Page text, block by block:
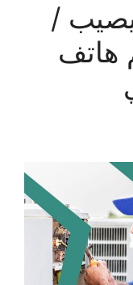
/
/ رقم هاتف